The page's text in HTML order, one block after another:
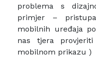
problema s
primjer –
mobilnih uređaja
nas tjera
mobilnom prikazu )